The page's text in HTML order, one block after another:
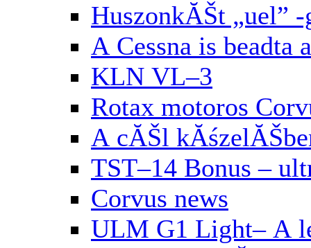
HuszonkĂŠt „uel”
A Cessna is beadta
KLN VL–3
Rotax motoros
A cĂŠl
TST–14 Bonus –
Corvus news
ULM G1 Light– A